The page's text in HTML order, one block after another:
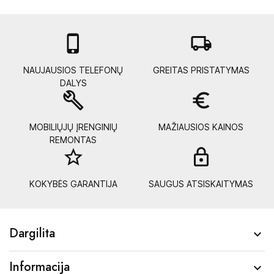

NAUJAUSIOS TELEFONŲ
DALYS
local_shipping
GREITAS PRISTATYMAS
build
MOBILIŲJŲ ĮRENGINIŲ
REMONTAS
euro_symbol
MAŽIAUSIOS KAINOS
star_border
KOKYBĖS GARANTIJA SAUGUS ATSISKAITYMAS
Dargilita 
Informacija 